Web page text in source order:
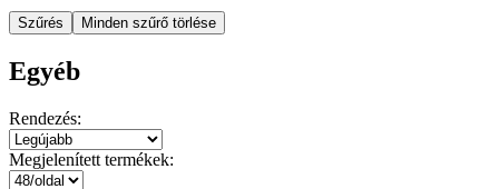
Szűrés Minden szűrő törlése
Egyéb
Rendezés:
Megjelenített termékek: